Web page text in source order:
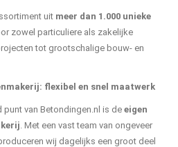
uit meer dan 1.000 unieke
zowel particuliere als zakelijke
tot grootschalige bouw- en
flexibel en snel maatwerk
van Betondingen.nl is de eigen
. Met een vast team van ongeveer
wij dagelijks een groot deel